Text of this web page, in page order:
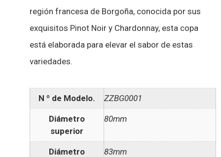
región francesa de Borgoña, conocida por sus
exquisitos Pinot Noir y Chardonnay, esta copa
está elaborada para elevar el sabor de estas
variedades.
N º de Modelo. ZZBG0001
Diámetro
superior
80mm
Diámetro
83mm